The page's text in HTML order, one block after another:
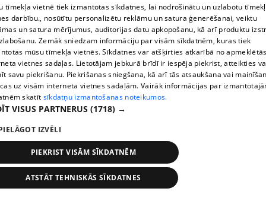
Viens par sešiem – Armands Simsons atklāj, ko
prasa rūpes par tik lielu ģimeni
3. epizode
tīmekļa vietnē tiek izmantotas sīkdatnes, lai nodrošinātu un uzlabotu
darbību., nosūtītu personalizētu reklāmu un satura ģenerēšanai, veiktu
un satura mērījumus, auditorijas datu apkopošanu, kā arī produktu
Zemāk sniedzam informāciju par visām sīkdatnēm, kuras tiek
mūsu tīmekļa vietnēs. Sīkdatnes var atšķirties atkarībā no
vietnes sadaļas. Lietotājam jebkurā brīdī ir iespēja piekrist, atteikties
savu piekrišanu. Piekrišanas sniegšana, kā arī tās atsaukšana vai
uz visām interneta vietnes sadaļām. Vairāk informācijas par
skatīt sīkdatņu izmantošanas noteikumos.
VISUS PARTNERUS (1718) →
IZVĒLI
PIEKRIST VISĀM SĪKDATNĒM
ATSTĀT TEHNISKĀS SĪKDATNES